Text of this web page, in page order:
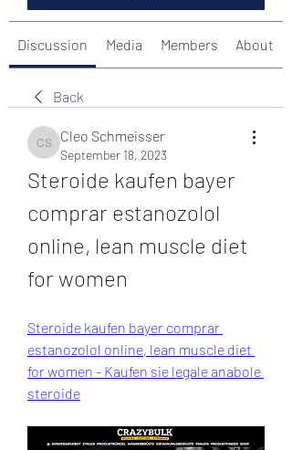
Discussion Media Members About
Back
Cleo Schmeisser
Cleo Schmeisser
September 18, 2023
Steroide kaufen bayer
comprar estanozolol
online, lean muscle diet
for women
Steroide kaufen bayer comprar
estanozolol online, lean muscle diet
for women - Kaufen sie legale anabole
steroide